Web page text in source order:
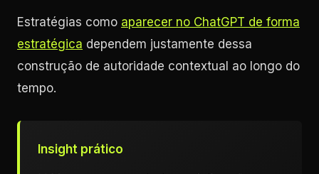
Estratégias como aparecer no ChatGPT de forma
estratégica dependem justamente dessa
construção de autoridade contextual ao longo do
tempo.
Insight prático